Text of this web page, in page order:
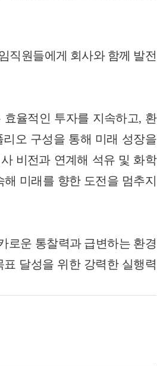
직원들에게 회사와 함께 발전
율적인 투자를 지속하고, 환
오 구성을 통해 미래 성장을
비전과 연계해 석유 및 화학
미래를 향한 도전을 멈추지
로운 통찰력과 급변하는 환경
달성을 위한 강력한 실행력